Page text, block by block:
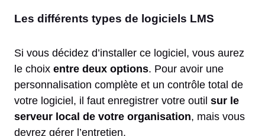
Les différents types de logiciels LMS
Si vous décidez d’installer ce logiciel, vous aurez
le choix entre deux options. Pour avoir une
personnalisation complète et un contrôle total de
votre logiciel, il faut enregistrer votre outil sur le
serveur local de votre organisation, mais vous
devrez gérer l’entretien.